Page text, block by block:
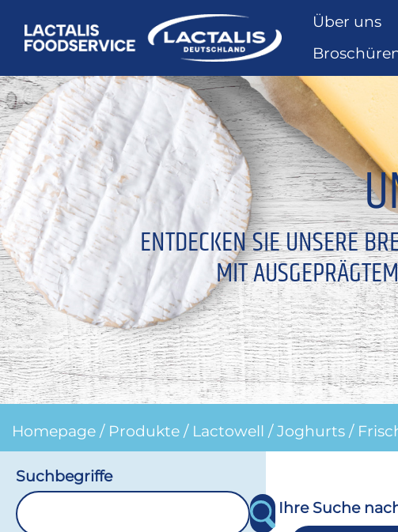
Über uns
ENTDECKEN SIE UNSERE
MIT
Homepage / Produkte / Lactowell /Joghurts /
Suchbegriffe
Ihre Suche